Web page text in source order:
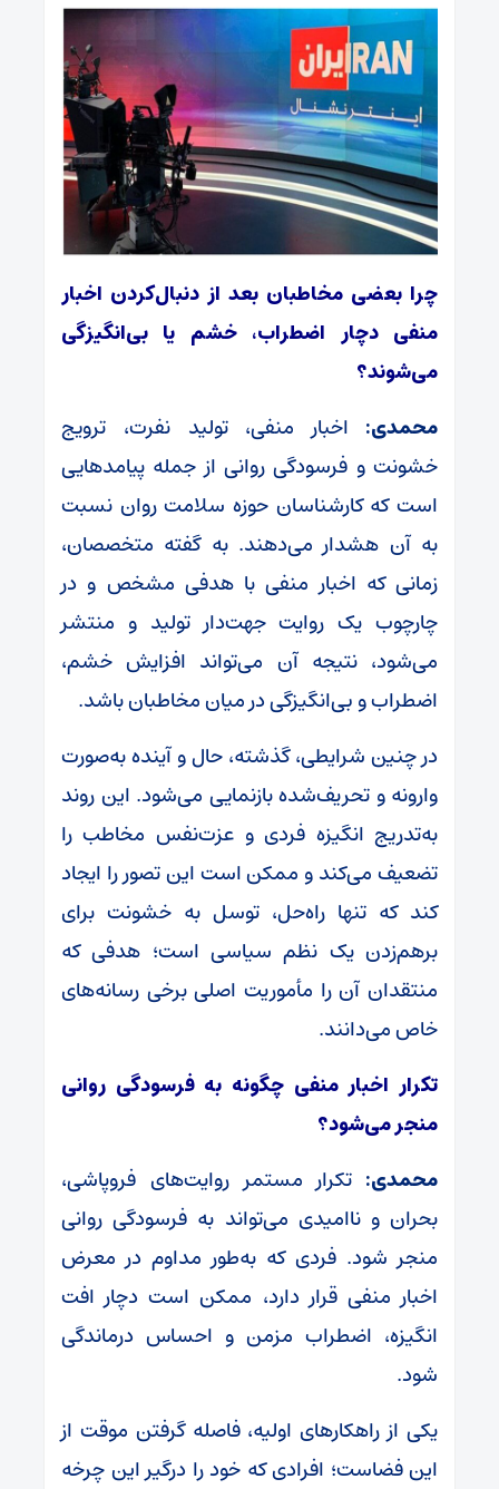
چرا بعضی مخاطبان بعد از دنبال‌کردن اخبار
منفی دچار اضطراب، خشم یا بی‌انگیزگی
می‌شوند؟
محمدی: اخبار منفی، تولید نفرت، ترویج
خشونت و فرسودگی روانی از جمله پیامدهایی
است که کارشناسان حوزه سلامت روان نسبت
به آن هشدار می‌دهند. به گفته متخصصان،
زمانی که اخبار منفی با هدفی مشخص و در
چارچوب یک روایت جهت‌دار تولید و منتشر
می‌شود، نتیجه آن می‌تواند افزایش خشم،
اضطراب و بی‌انگیزگی در میان مخاطبان باشد.
در چنین شرایطی، گذشته، حال و آینده به‌صورت
وارونه و تحریف‌شده بازنمایی می‌شود. این روند
به‌تدریج انگیزه فردی و عزت‌نفس مخاطب را
تضعیف می‌کند و ممکن است این تصور را ایجاد
کند که تنها راه‌حل، توسل به خشونت برای
برهم‌زدن یک نظم سیاسی است؛ هدفی که
منتقدان آن را مأموریت اصلی برخی رسانه‌های
خاص می‌دانند.
تکرار اخبار منفی چگونه به فرسودگی روانی
منجر می‌شود؟
محمدی: تکرار مستمر روایت‌های فروپاشی،
بحران و ناامیدی می‌تواند به فرسودگی روانی
منجر شود. فردی که به‌طور مداوم در معرض
اخبار منفی قرار دارد، ممکن است دچار افت
انگیزه، اضطراب مزمن و احساس درماندگی
شود.
یکی از راهکارهای اولیه، فاصله گرفتن موقت از
این فضاست؛ افرادی که خود را درگیر این چرخه